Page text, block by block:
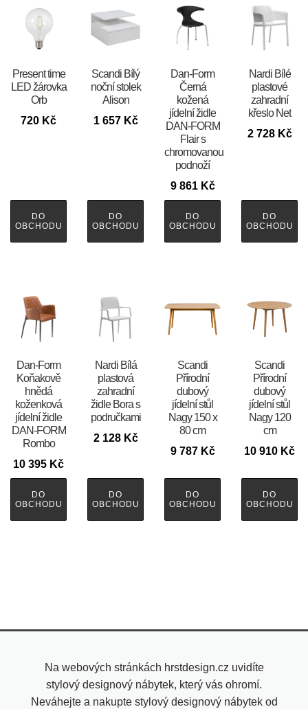
Present time
LED žárovka
Orb
720 Kč
DO
OBCHODU
Scandi Bílý
noční stolek
Alison
1 657 Kč
DO
OBCHODU
​​​​​Dan-Form
Černá
kožená
jídelní židle
DAN-FORM
Flair s
chromovanou
podnoží
9 861 Kč
DO
OBCHODU
Nardi Bílé
plastové
zahradní
křeslo Net
2 728 Kč
DO
OBCHODU
​​​​​Dan-Form
Koňakově
hnědá
koženková
jídelní židle
DAN-FORM
Rombo
10 395 Kč
DO
OBCHODU
Nardi Bílá
plastová
zahradní
židle Bora s
područkami
2 128 Kč
DO
OBCHODU
Scandi
Přírodní
dubový
jídelní stůl
Nagy 150 x
80 cm
9 787 Kč
DO
OBCHODU
Scandi
Přírodní
dubový
jídelní stůl
Nagy 120
cm
10 910 Kč
DO
OBCHODU
Na webových stránkách hrstdesign.cz uvidíte
stylový designový nábytek, který vás ohromí.
Neváhejte a nakupte stylový designový nábytek od